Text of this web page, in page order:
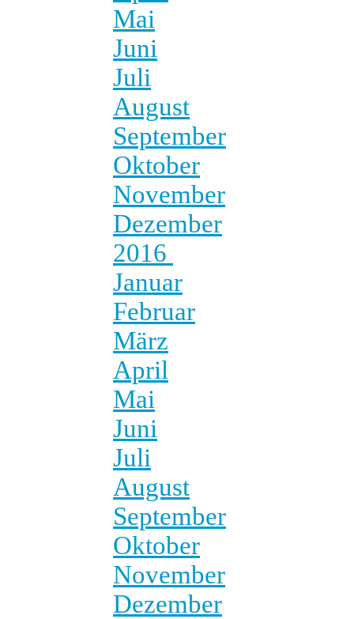
Mai
Juni
Juli
August
September
Oktober
November
Dezember
2016
Januar
Februar
März
April
Mai
Juni
Juli
August
September
Oktober
November
Dezember